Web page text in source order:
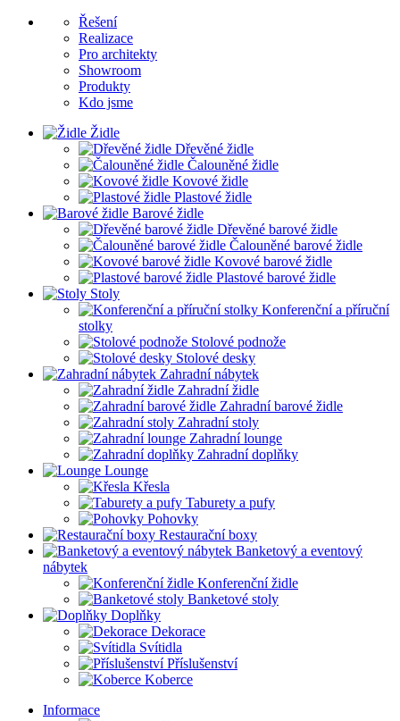
Řešení
Realizace
Pro architekty
Showroom
Produkty
Kdo jsme
Židle
Dřevěné židle
Čalouněné židle
Kovové židle
Plastové židle
Barové židle
Dřevěné barové židle
Čalouněné barové židle
Kovové barové židle
Plastové barové židle
Stoly
Konferenční a příruční
stolky
Stolové podnože
Stolové desky
Zahradní nábytek
Zahradní židle
Zahradní barové židle
Zahradní stoly
Zahradní lounge
Zahradní doplňky
Lounge
Křesla
Taburety a pufy
Pohovky
Restaurační boxy
Banketový a eventový
nábytek
Konferenční židle
Banketové stoly
Doplňky
Dekorace
Svítidla
Příslušenství
Koberce
Informace